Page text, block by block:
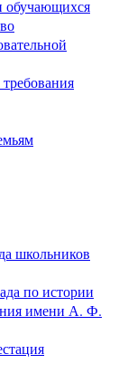
обучающихся
школьников
по истории
имени А. Ф.